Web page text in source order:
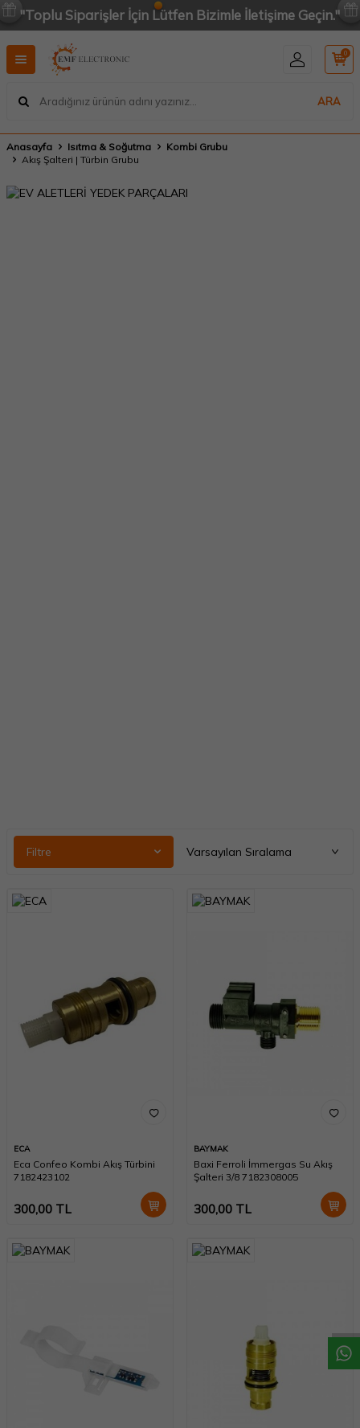
"Toplu Siparişler İçin Lütfen Bizimle İletişime Geçin."
ARA
0
Anasayfa Isıtma & Soğutma
Kombi Grubu
Akış Şalteri | Türbin Grubu
Filtre
ECA
Eca Confeo Kombi Akış Türbini
7182423102
300,00 TL
BAYMAK
Baxi Ferroli İmmergas Su Akış
Şalteri 3/8 7182308005
300,00 TL